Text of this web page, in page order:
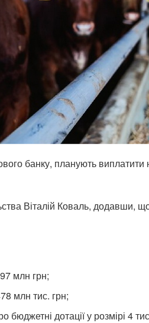
банку, планують виплатити
Віталій Коваль, додавши,
млн грн;
млн тис. грн;
дотації у розмірі 4